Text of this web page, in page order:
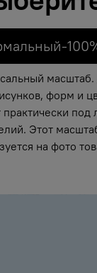
масштаб.
форм и
практически под
Этот
на фото